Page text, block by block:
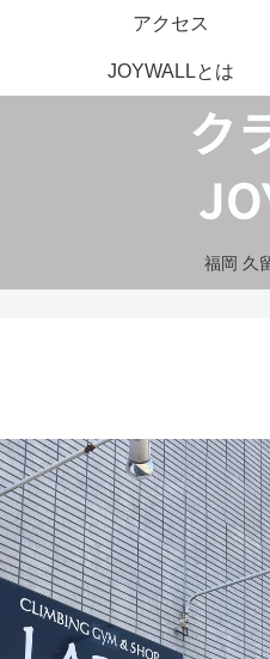
福岡 久
アクセス
JOYWALLとは